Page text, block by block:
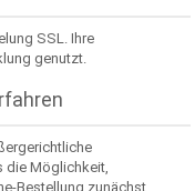
SSL. Ihre
genutzt.
die Möglichkeit,
Bestellung zunächst